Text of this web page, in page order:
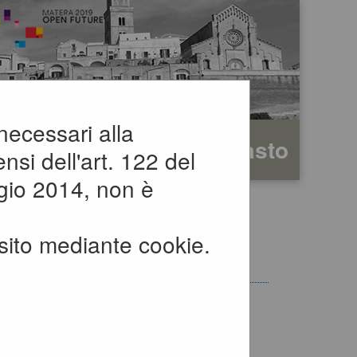
TestoAlto contrasto
alla
dell'art. 122 del
2014, non è
mediante cookie.